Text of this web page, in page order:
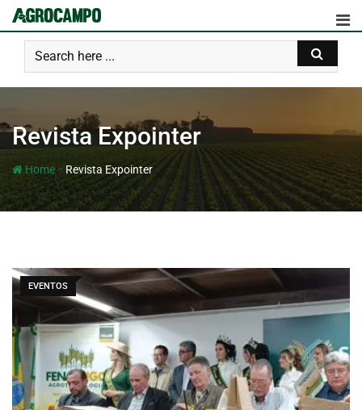
Revista Expointer
Home- Revista Expointer
EVENTOS